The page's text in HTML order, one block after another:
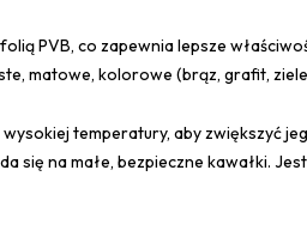
PVB, co zapewnia lepsze
matowe, kolorowe (brąz, grafit,
temperatury, aby zwiększyć
na małe, bezpieczne kawałki.